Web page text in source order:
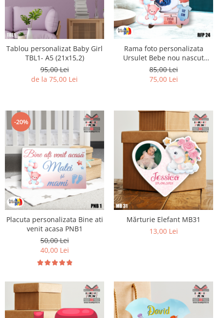
Tablou personalizat Baby Girl
TBL1- A5 (21x15,2)
95,00 Lei
de la 75,00 Lei
Rama foto personalizata
Ursulet Bebe nou nascut
RFP24
85,00 Lei
75,00 Lei
-20%
Placuta personalizata Bine ati
venit acasa PNB1
50,00 Lei
40,00 Lei
Mărturie Elefant MB31
13,00 Lei